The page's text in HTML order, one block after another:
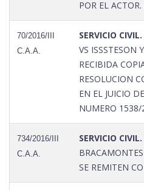
POR EL
70/2016/III
C.A.A.
SERVICIO CIVIL.
VS ISSSTESON
RECIBIDA
RESOLUCION
EN EL JUICIO
NUMERO
734/2016/III
C.A.A.
SERVICIO CIVIL.
SE REMITEN